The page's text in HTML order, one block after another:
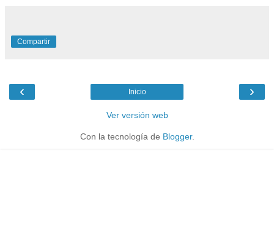
Compartir
‹ ›
Inicio
Ver versión web
Con la tecnología de Blogger.